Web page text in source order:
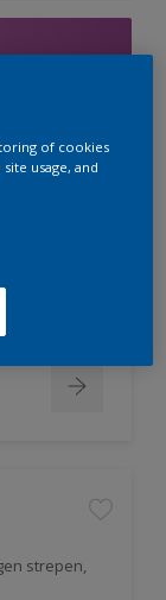
1
strepen,
of cookies
usage, and